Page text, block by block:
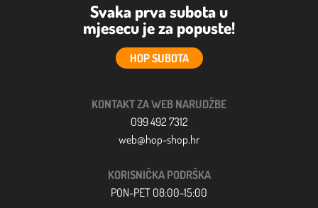
Svaka prva subota u
mjesecu je za popuste!
HOP SUBOTA
KONTAKT ZA WEB NARUDŽBE
099 492 7312
web@hop-shop.hr
KORISNIČKA PODRŠKA
PON-PET 08:00-15:00